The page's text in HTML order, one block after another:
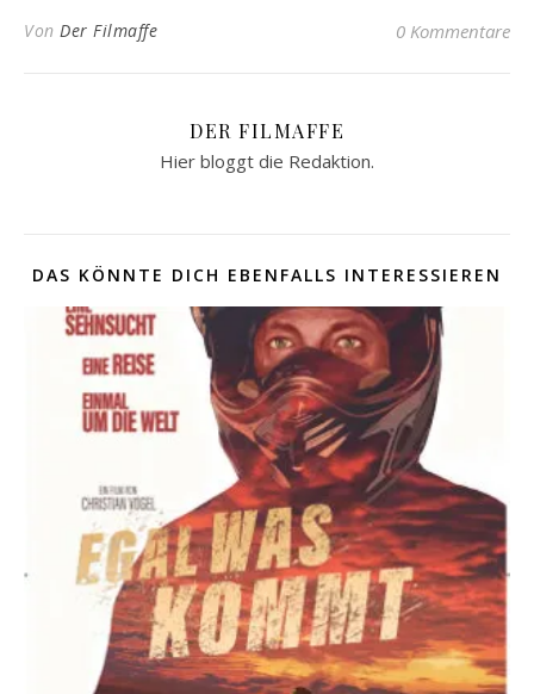
Von Der Filmaffe 0 Kommentare
DER FILMAFFE
Hier bloggt die Redaktion.
DAS KÖNNTE DICH EBENFALLS INTERESSIEREN